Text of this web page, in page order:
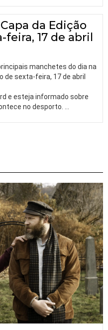
da Edição
feira, 17 de abril
manchetes do dia na
de sexta-feira, 17 de abril
e esteja informado sobre
no desporto.